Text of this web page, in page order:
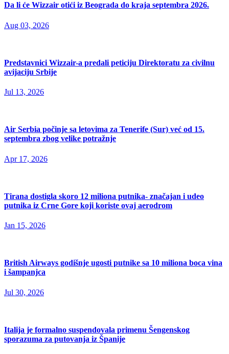
Da li će Wizzair otići iz Beograda do kraja septembra 2026.
Aug 03, 2026
Predstavnici Wizzair-a predali peticiju Direktoratu za civilnu
avijaciju Srbije
Jul 13, 2026
Air Serbia počinje sa letovima za Tenerife (Sur) već od 15.
septembra zbog velike potražnje
Apr 17, 2026
Tirana dostigla skoro 12 miliona putnika- značajan i udeo
putnika iz Crne Gore koji koriste ovaj aerodrom
Jan 15, 2026
British Airways godišnje ugosti putnike sa 10 miliona boca vina
i šampanjca
Jul 30, 2026
Italija je formalno suspendovala primenu Šengenskog
sporazuma za putovanja iz Španije